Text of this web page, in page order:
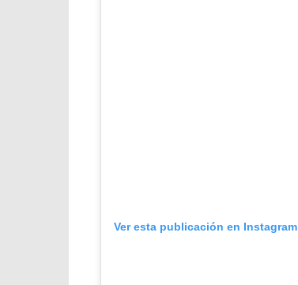
Ver esta publicación en Instagram